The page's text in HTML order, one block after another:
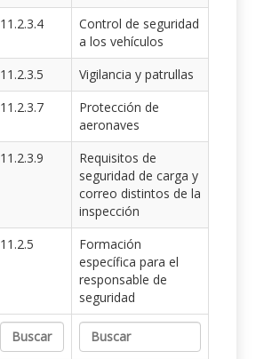
11.2.3.4
Control de seguridad
a los vehículos
11.2.3.5
Vigilancia y patrullas
11.2.3.7
Protección de
aeronaves
11.2.3.9
Requisitos de
seguridad de carga y
correo distintos de la
inspección
11.2.5
Formación
específica para el
responsable de
seguridad